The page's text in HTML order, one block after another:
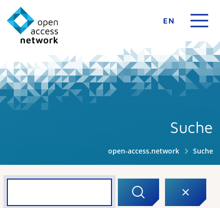
EN
Suche
open-access.network Suche